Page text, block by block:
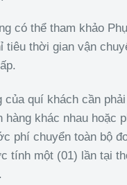
có thể tham khảo
tiêu thời gian vận
của quí khách cần
hàng khác nhau hoặc
phí chuyển toàn bộ
tính một (01) lần tại